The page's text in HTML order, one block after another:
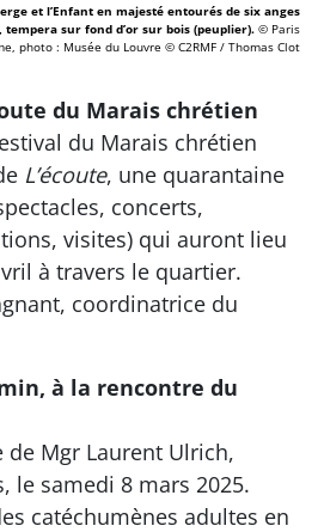
et l’Enfant en majesté entourés de six anges
tempera sur fond d’or sur bois (peuplier). © Paris
photo : Musée du Louvre © C2RMF / Thomas Clot
du Marais chrétien
du Marais chrétien
L’écoute, une quarantaine
concerts,
visites) qui auront lieu
à travers le quartier.
coordinatrice du
à la rencontre du
de Mgr Laurent Ulrich,
le samedi 8 mars 2025.
catéchumènes adultes en